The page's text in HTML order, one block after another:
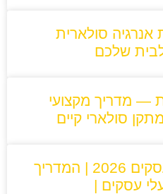
סולארית
שלכם
800 שעות — מדריך מקצועי
סולארי קיים
מערכת סולארית לעסקים 2026 | המדריך
עסקים |